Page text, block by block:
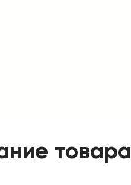
товара